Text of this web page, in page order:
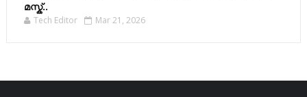
മസ്ക്..
Tech Editor Mar 21, 2026